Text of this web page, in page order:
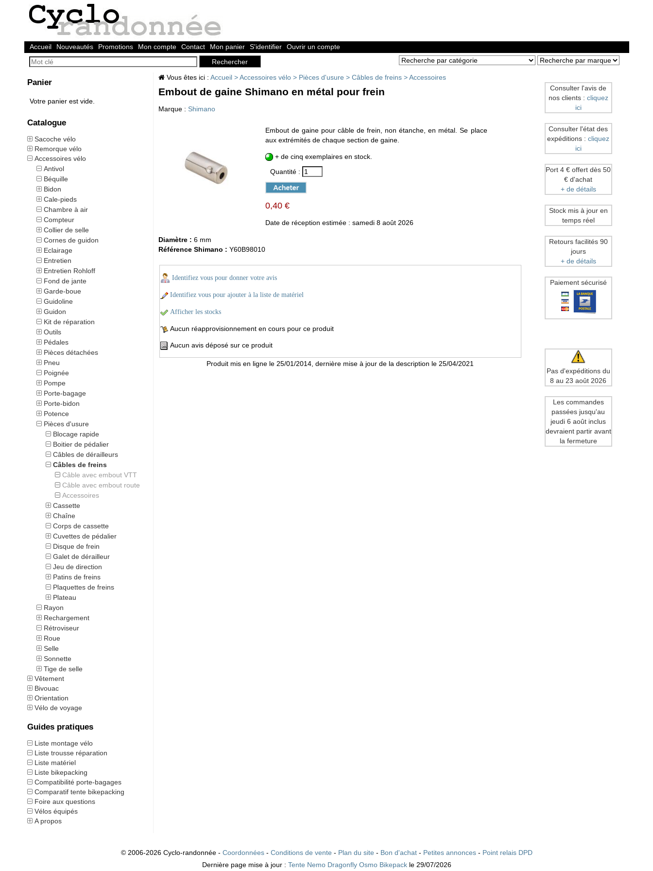
Accueil Nouveautés Promotions Mon compte Contact Mon panier S'identifier Ouvrir un compte
Panier
Votre panier est vide.
Catalogue
Sacoche vélo
Remorque vélo
Accessoires vélo
Antivol
Béquille
Bidon
Cale-pieds
Chambre à air
Compteur
Collier de selle
Cornes de guidon
Eclairage
Entretien
Entretien Rohloff
Fond de jante
Garde-boue
Guidoline
Guidon
Kit de réparation
Outils
Pédales
Pièces détachées
Pneu
Poignée
Pompe
Porte-bagage
Porte-bidon
Potence
Pièces d'usure
Blocage rapide
Boitier de pédalier
Câbles de dérailleurs
Câbles de freins
Câble avec embout VTT
Câble avec embout route
Accessoires
Cassette
Chaîne
Corps de cassette
Cuvettes de pédalier
Disque de frein
Galet de dérailleur
Jeu de direction
Patins de freins
Plaquettes de freins
Plateau
Rayon
Rechargement
Rétroviseur
Roue
Selle
Sonnette
Tige de selle
Vêtement
Bivouac
Orientation
Vélo de voyage
Guides pratiques
Liste montage vélo
Liste trousse réparation
Liste matériel
Liste bikepacking
Compatibilité porte-bagages
Comparatif tente bikepacking
Foire aux questions
Vélos équipés
A propos
Vous êtes ici : Accueil >Accessoires vélo > Pièces d'usure > Câbles de freins >Accessoires
Embout de gaine Shimano en métal pour frein
Marque : Shimano
Embout de gaine pour câble de frein, non étanche, en métal. Se place
aux extrémités de chaque section de gaine.
+ de cinq exemplaires en stock.
Quantité :
0,40 €
Date de réception estimée : samedi 8 août 2026
Diamètre : 6 mm
Référence Shimano : Y60B98010
Identifiez vous pour donner votre avis
Identifiez vous pour ajouter à la liste de matériel
Afficher les stocks
Aucun réapprovisionnement en cours pour ce produit
Aucun avis déposé sur ce produit
Produit mis en ligne le 25/01/2014, dernière mise à jour de la description le 25/04/2021
Consulter l'avis de
nos clients : cliquez
ici
Consulter l'état des
expéditions : cliquez
ici
Port 4 € offert dès 50
€ d'achat
+ de détails
Stock mis à jour en
temps réel
Retours facilités 90
jours
+ de détails
Paiement sécurisé
Pas d'expéditions du
8 au 23 août 2026
Les commandes
passées jusqu'au
jeudi 6 août inclus
devraient partir avant
la fermeture
© 2006-2026 Cyclo-randonnée - Coordonnées- Conditions de vente - Plan du site - Bon d'achat- Petites annonces- Point relais DPD
Dernière page mise à jour : Tente Nemo Dragonfly Osmo Bikepackle 29/07/2026